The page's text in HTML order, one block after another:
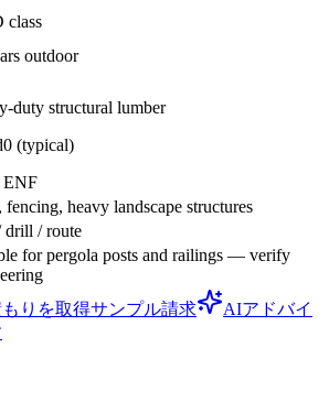
class
outdoor
duty structural lumber
(typical)
ENF
fencing, heavy landscape structures
drill / route
for pergola posts and railings — verify
りを取得サンプル請求
AIアドバイ